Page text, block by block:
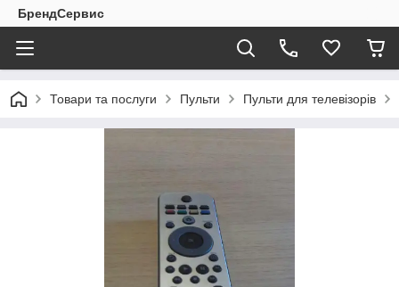
БрендСервис
Товари та послуги Пульти Пульти для телевізорів